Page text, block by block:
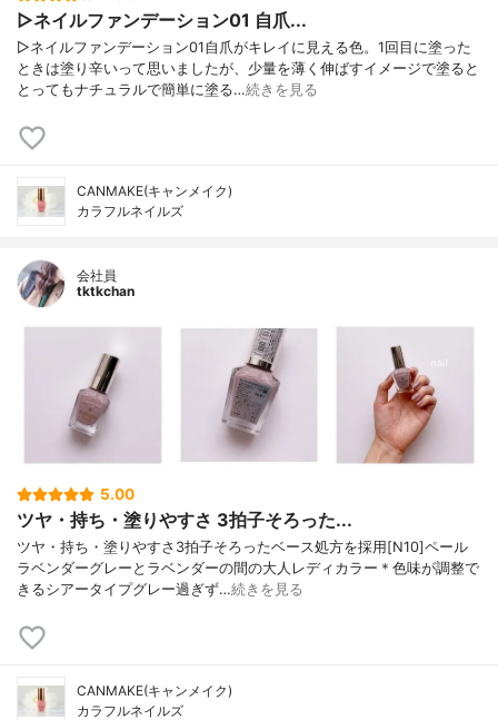
▷ネイルファンデーション01 自爪...
▷ネイルファンデーション01自爪がキレイに見える色。1回目に塗った
ときは塗り辛いって思いましたが、少量を薄く伸ばすイメージで塗ると
とってもナチュラルで簡単に塗る…続きを見る
CANMAKE(キャンメイク)
カラフルネイルズ
会社員
tktkchan
5.00
ツヤ・持ち・塗りやすさ 3拍子そろった...
ツヤ・持ち・塗りやすさ3拍子そろったベース処方を採用[N10]ペール
ラベンダーグレーとラベンダーの間の大人レディカラー＊色味が調整で
きるシアータイプグレー過ぎず…続きを見る
CANMAKE(キャンメイク)
カラフルネイルズ